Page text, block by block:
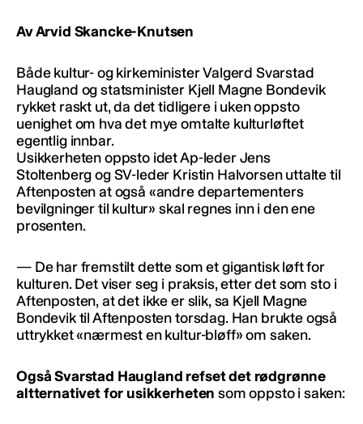
Av Arvid Skancke-Knutsen
Både kultur- og kirkeminister Valgerd Svarstad
Haugland og statsminister Kjell Magne Bondevik
rykket raskt ut, da det tidligere i uken oppsto
uenighet om hva det mye omtalte kulturløftet
egentlig innbar.
Usikkerheten oppsto idet Ap-leder Jens
Stoltenberg og SV-leder Kristin Halvorsen uttalte til
Aftenposten at også «andre departementers
bevilgninger til kultur» skal regnes inn i den ene
prosenten.
— De har fremstilt dette som et gigantisk løft for
kulturen. Det viser seg i praksis, etter det som sto i
Aftenposten, at det ikke er slik, sa Kjell Magne
Bondevik til Aftenposten torsdag. Han brukte også
uttrykket «nærmest en kultur-bløff» om saken.
Også Svarstad Haugland refset det rødgrønne
altternativet for usikkerheten som oppsto i saken: